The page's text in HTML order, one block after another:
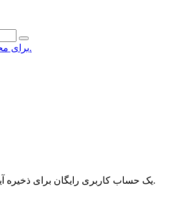
برای محصولات بیشتر کلیک کنید.
یک حساب کاربری رایگان برای ذخیره آیتم‌های محبوب ایجاد کنید.